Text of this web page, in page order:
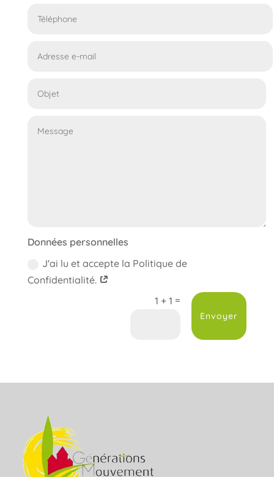
Données personnelles
J'ai lu et accepte la Politique de
Confidentialité.
1 + 1 =
Envoyer